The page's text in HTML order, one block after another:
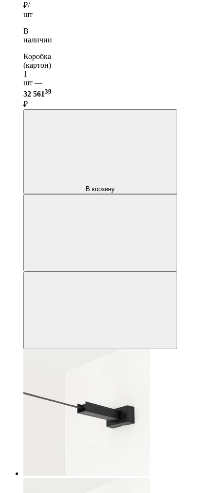
₽/
шт
В
наличии
Коробка
(картон)
1
шт —
32 56139
₽
В корзину